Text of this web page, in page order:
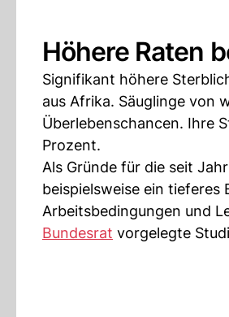
Höhere Raten
Signifikant höhere
aus Afrika. Säuglinge von
Überlebenschancen. Ihre
Prozent.
Als Gründe für die seit
beispielsweise ein
Arbeitsbedingungen und
Bundesrat vorgelegte